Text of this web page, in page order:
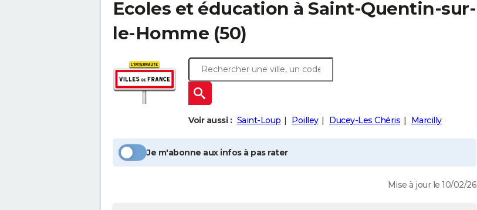
Ecoles et éducation à Saint-Quentin-sur-
le-Homme (50)
Voir aussi : Saint-Loup Poilley Ducey-Les Chéris Marcilly
Je m'abonne aux infos à pas rater
Mise à jour le 10/02/26